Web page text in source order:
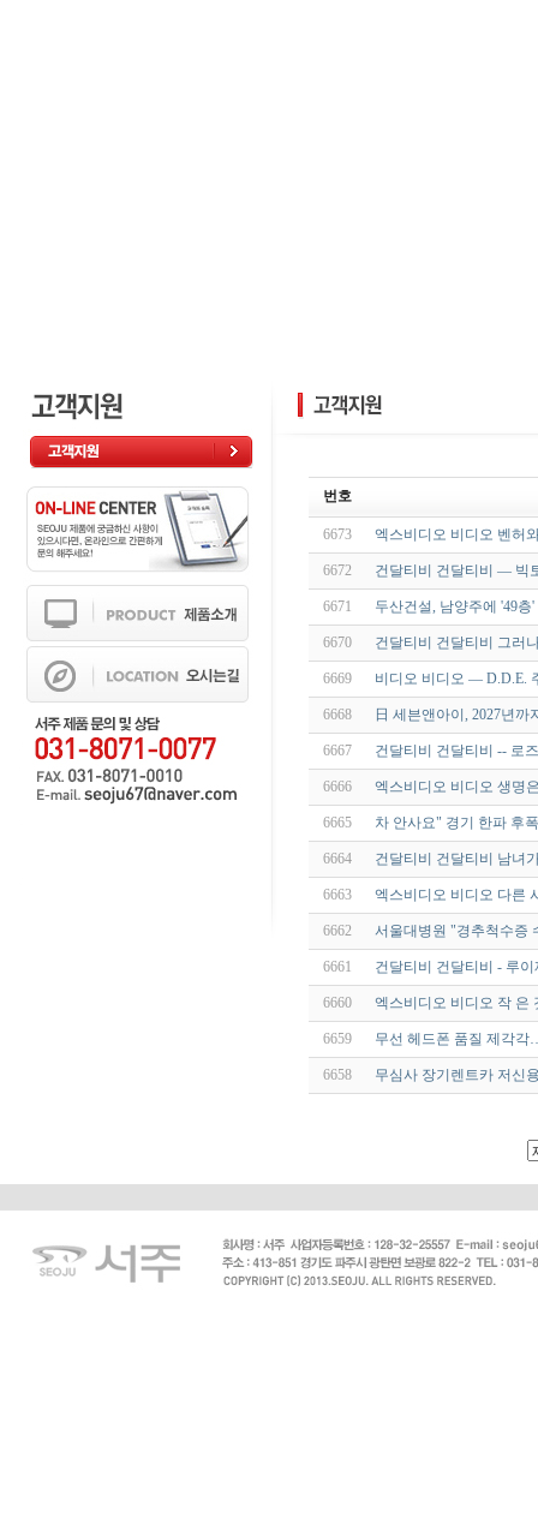
번호
6673 엑스비디오 비디오 벤허
6672 건달티비 건달티비 ― 빅
6671 두산건설, 남양주에 '49
6670 건달티비 건달티비 그러
6669 비디오 비디오 ― D.D.E.
6668 日 세븐앤아이, 2027년
6667 건달티비 건달티비 -- 로
6666 엑스비디오 비디오 생명
6665 차 안사요" 경기 한파 후
6664 건달티비 건달티비 남녀
6663 엑스비디오 비디오 다른
6662 서울대병원 "경추척수증
6661 건달티비 건달티비 - 루
6660 엑스비디오 비디오 작
6659 무선 헤드폰 품질 제각
6658 무심사 장기렌트카 저신